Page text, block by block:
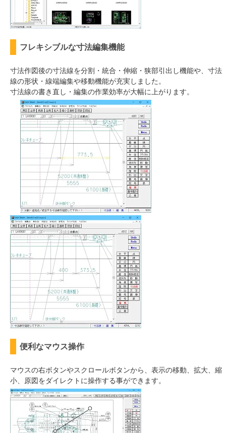
フレキシブルな寸法編集機能
寸法作図後の寸法線を分割・統合・伸縮・狭部引出し機能や、寸法
線の形状・線端編集や移動機能が充実しました。
寸法線の書き直し・編集の作業効率が大幅に上がります。
便利なマウス操作
マウスの右ボタンやスクロールボタンから、表示の移動、拡大、縮
小、原図をダイレクトに操作する事ができます。